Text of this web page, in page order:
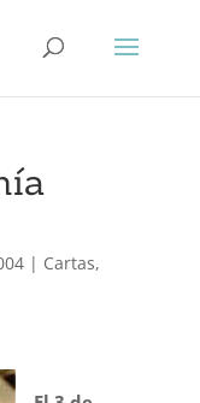
| Cartas,